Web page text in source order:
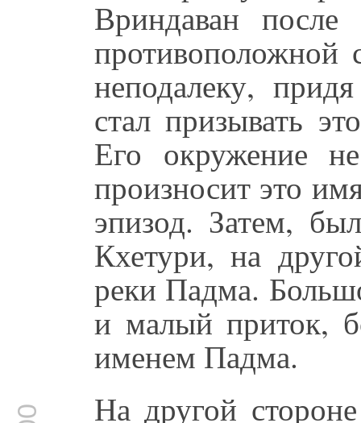
Вриндаван после
противоположной
неподалеку,
стал призывать
Его окружение
произносит это
эпизод. Затем,
Кхетури, на
реки Падма.
и малый приток,
именем Падма.
На другой